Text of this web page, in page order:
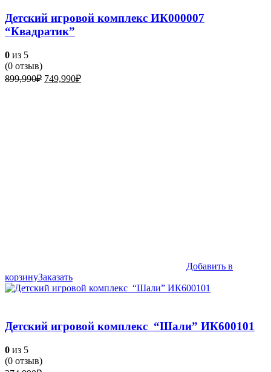
Детский игровой комплекс ИК000007
“Квадратик”
0 из 5
(0 отзыв)
899,990₽ Первоначальная
749,990₽Текущая
Добавить в
корзинуЗаказать
Детский игровой комплекс “Шали” ИК600101
0 из 5
(0 отзыв)